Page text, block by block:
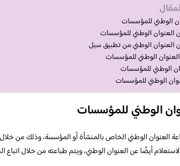
الوطني للمؤسسات
العنوان الوطني للمؤسسات
العنوان الوطني من تطبيق سبل
الوطني للمؤسسات
الوطني للمؤسسات
الوطني للمؤسسات
الوطني للمؤسسات
العنوان الوطني الخاص بالمنشأة أو المؤسسة، وذلك من خلال
أيضًا عن العنوان الوطني، ويتم طباعته من خلال اتباع